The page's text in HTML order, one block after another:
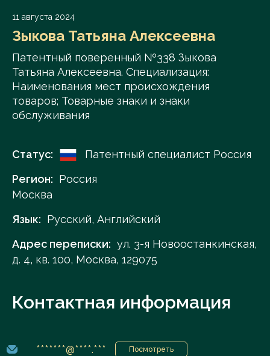
11 августа 2024
Зыкова Татьяна Алексеевна
Патентный поверенный №338 Зыкова
Татьяна Алексеевна. Специализация:
Наименования мест происхождения
товаров; Товарные знаки и знаки
обслуживания
Статус:
Патентный специалист Россия
Регион: Россия
Москва
Язык: Русский, Английский
Адрес переписки: ул. 3-я Новоостанкинская,
д. 4, кв. 100, Москва, 129075
Контактная информация
*******@****.*** Посмотреть